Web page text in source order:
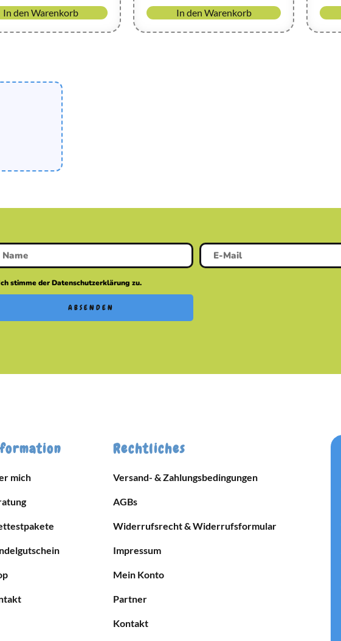
In den Warenkorb In den Warenkorb
stimme der Datenschutzerklärung zu.
ABSENDEN
mich
Rechtliches
Versand- & Zahlungsbedingungen
AGBs
Widerrufsrecht & Widerrufsformular
Impressum
Mein Konto
Partner
Kontakt